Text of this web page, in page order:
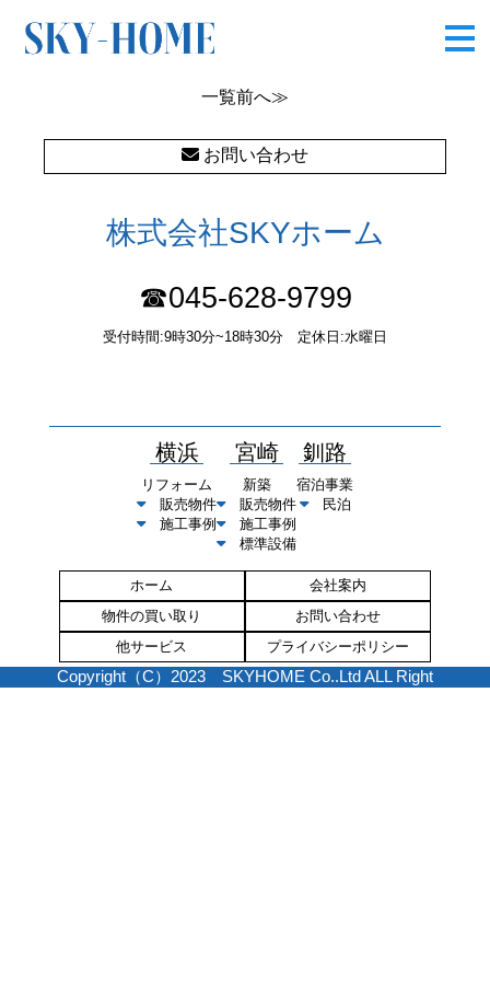
芹が谷5丁目Ⅱ2
一覧前へ≫
お問い合わせ
株式会社SKYホーム
☎045-628-9799
受付時間:9時30分~18時30分 定休日:水曜日
横浜
リフォーム
販売物件
施工事例
宮崎
新築
販売物件
施工事例
標準設備
釧路
宿泊事業
民泊
ホーム
会社案内
物件の買い取り
お問い合わせ
他サービス
プライバシーポリシー
Copyright（C）2023 SKYHOME Co..Ltd ALL Right